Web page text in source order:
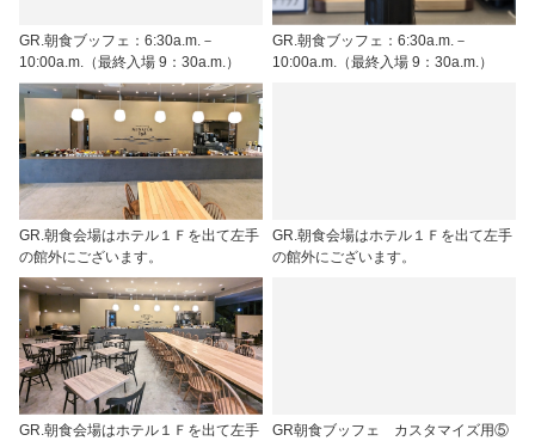
GR.朝食ブッフェ：6:30a.m.－
10:00a.m.（最終入場 9：30a.m.）
GR.朝食ブッフェ：6:30a.m.－
10:00a.m.（最終入場 9：30a.m.）
GR.朝食会場はホテル１Ｆを出て左手
の館外にございます。
GR.朝食会場はホテル１Ｆを出て左手
の館外にございます。
GR.朝食会場はホテル１Ｆを出て左手
GR朝食ブッフェ カスタマイズ用⑤